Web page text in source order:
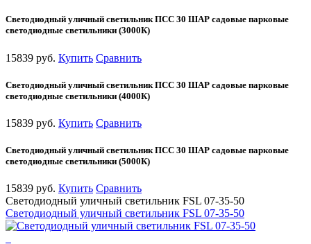
Светодиодный уличный светильник ПСС 30 ШАР садовые парковые
светодиодные светильники (3000К)
15839 руб. Купить Сравнить
Светодиодный уличный светильник ПСС 30 ШАР садовые парковые
светодиодные светильники (4000К)
15839 руб. Купить Сравнить
Светодиодный уличный светильник ПСС 30 ШАР садовые парковые
светодиодные светильники (5000К)
15839 руб. Купить Сравнить
Светодиодный уличный светильник FSL 07-35-50
Светодиодный уличный светильник FSL 07-35-50